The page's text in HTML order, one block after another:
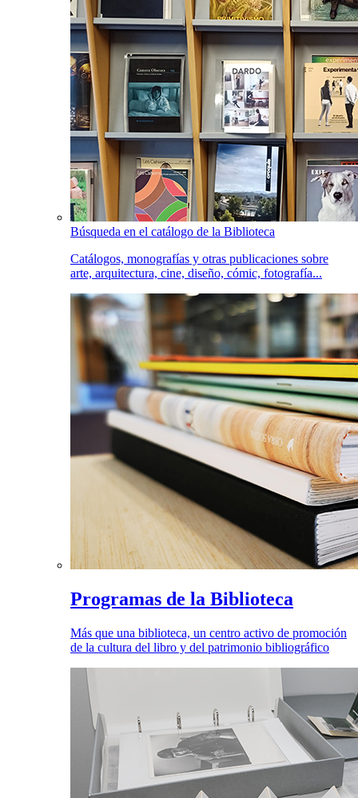
Búsqueda en el catálogo de la Biblioteca
Catálogos, monografías y otras publicaciones sobre
arte, arquitectura, cine, diseño, cómic, fotografía...
Programas de la Biblioteca
Más que una biblioteca, un centro activo de promoción
de la cultura del libro y del patrimonio bibliográfico